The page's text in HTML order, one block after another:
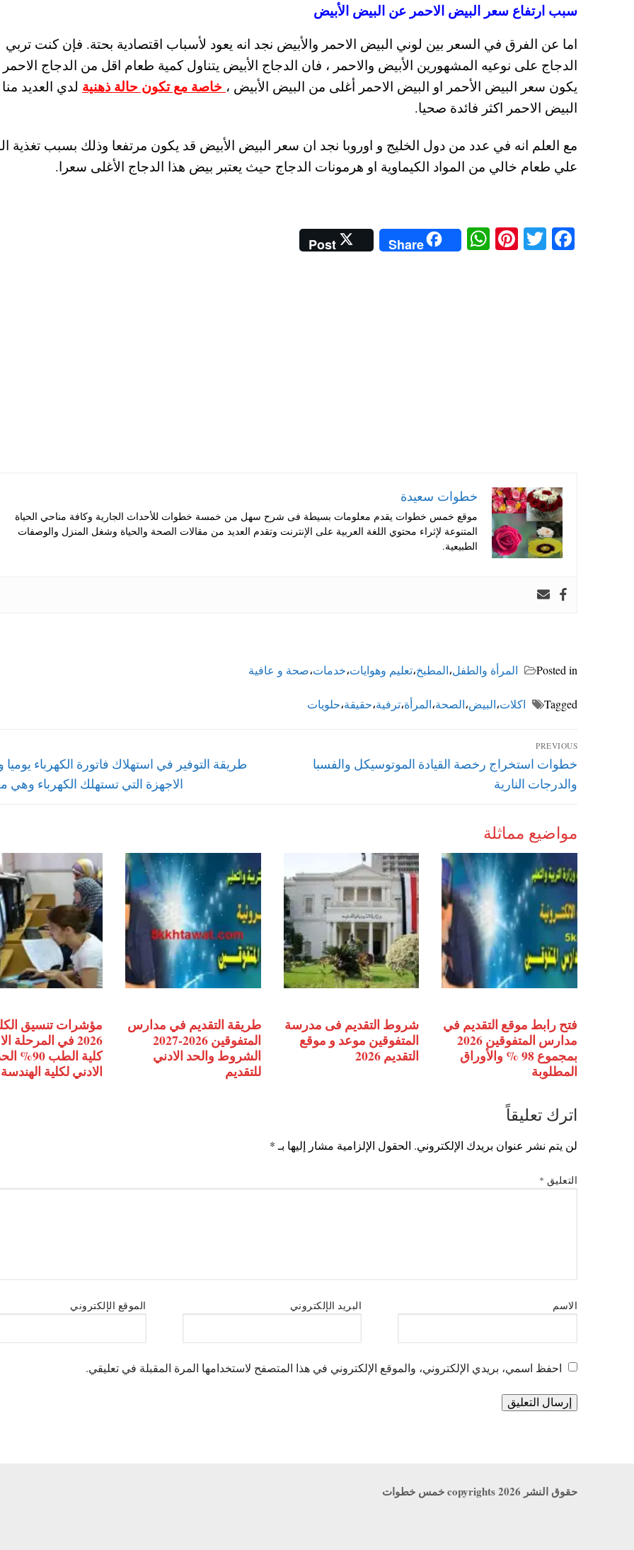
سبب ارتفاع سعر البيض الاحمر عن البيض الأبيض
اما عن الفرق في السعر بين لوني البيض الاحمر والأبيض نجد انه يعود لأسباب اقتصادية بحتة. فإن كنت تربي
الدجاج على نوعيه المشهورين الأبيض والاحمر ، فان الدجاج الأبيض يتناول كمية طعام اقل من الدجاج الاحمر
يكون سعر البيض الأحمر او البيض الاحمر أغلى من البيض الأبيض ، خاصة مع تكون حالة ذهنية لدي العديد
البيض الاحمر اكثر فائدة صحيا.
مع العلم انه في عدد من دول الخليج و اوروبا نجد ان سعر البيض الأبيض قد يكون مرتفعا وذلك بسبب تغذية
علي طعام خالي من المواد الكيماوية او هرمونات الدجاج حيث يعتبر بيض هذا الدجاج الأغلى سعرا.
Fa
T
Pi
W
ha
Share
Post
خطوات سعيدة
موقع خمس خطوات يقدم معلومات بسيطة فى شرح سهل من خمسة خطوات للأحداث الجارية وكافة مناحي الحياة
المتنوعة لإثراء محتوي اللغة العربية على الإنترنت وتقدم العديد من مقالات الصحة والحياة وشغل المنزل والوصفات
الطبيعية.
Posted in المرأة والطفل،المطبخ،تعليم وهوايات،خدمات،صحة و عافية
Tagged اكلات،البيض،الصحة،المرأة،ترفية،حقيقة،حلويات
تصفّح
المقالات
PREVIOUS
Previous
post:
خطوات استخراج رخصة القيادة الموتوسيكل والفسبا
والدرجات النارية
Next
طريقة التوفير في استهلاك فاتورة الكهرباء
الاجهزة التي تستهلك الكهرباء وهي
مواضيع مماثلة
فتح رابط موقع التقديم في
مدارس المتفوقين 2026
بمجموع 98 % والأوراق
المطلوبة
شروط التقديم فى مدرسة
المتفوقين موعد و موقع
التقديم 2026
طريقة التقديم في مدارس
المتفوقين 2026-2027
الشروط والحد الادني
للتقديم
مؤشرات تنسيق
2026 في المرحلة
كلية الطب 90%
الادني لكلية الهندسة
اترك تعليقاً
لن يتم نشر عنوان بريدك الإلكتروني. الحقول الإلزامية مشار إليها بـ *
التعليق *
الاسم البريد الإلكتروني الموقع الإلكتروني
احفظ اسمي، بريدي الإلكتروني، والموقع الإلكتروني في هذا المتصفح لاستخدامها المرة المقبلة في تعليقي.
حقوق النشر copyrights 2026 خمس خطوات